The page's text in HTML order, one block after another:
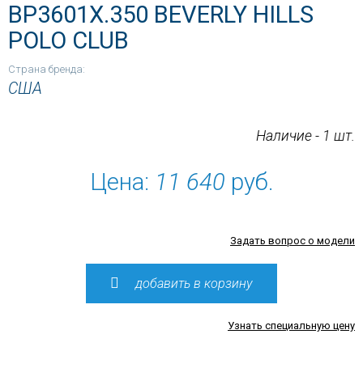
BP3601X.350 BEVERLY HILLS
POLO CLUB
Страна бренда:
США
Наличие - 1 шт.
Цена: 11 640 руб.
Задать вопрос о модели
добавить в корзину
Узнать специальную цену